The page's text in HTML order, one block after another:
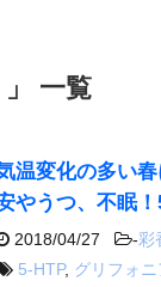
」 一覧
温変化の多い
やうつ、不眠！
2018/04/27 -彩
5-HTP, グリフォ